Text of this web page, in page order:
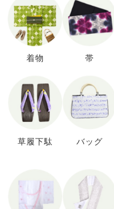
着物 帯
草履下駄 バッグ